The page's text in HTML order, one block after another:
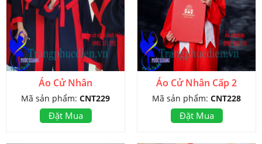
Áo Cử Nhân
Mã sản phẩm: CNT229
Đặt Mua
Áo Cử Nhân Cấp 2
Mã sản phẩm: CNT228
Đặt Mua